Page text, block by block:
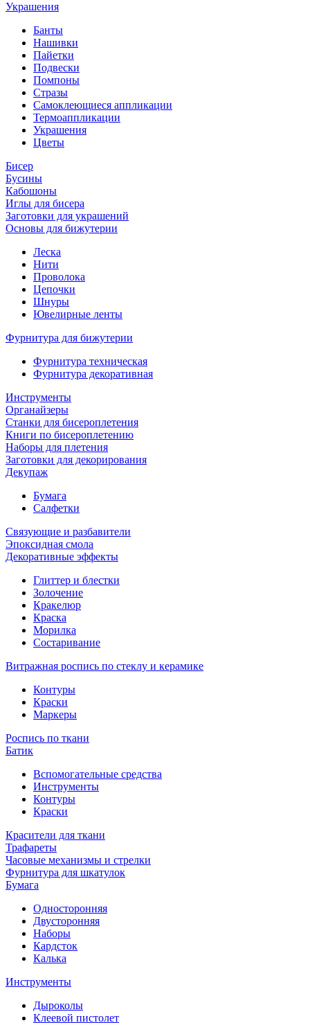
Украшения
Банты
Нашивки
Пайетки
Подвески
Помпоны
Стразы
Самоклеющиеся аппликации
Термоаппликации
Украшения
Цветы
Бисер
Бусины
Кабошоны
Иглы для бисера
Заготовки для украшений
Основы для бижутерии
Леска
Нити
Проволока
Цепочки
Шнуры
Ювелирные ленты
Фурнитура для бижутерии
Фурнитура техническая
Фурнитура декоративная
Инструменты
Органайзеры
Станки для бисероплетения
Книги по бисероплетению
Наборы для плетения
Заготовки для декорирования
Декупаж
Бумага
Салфетки
Связующие и разбавители
Эпоксидная смола
Декоративные эффекты
Глиттер и блестки
Золочение
Кракелюр
Краска
Морилка
Состаривание
Витражная роспись по стеклу и керамике
Контуры
Краски
Маркеры
Роспись по ткани
Батик
Вспомогательные средства
Инструменты
Контуры
Краски
Красители для ткани
Трафареты
Часовые механизмы и стрелки
Фурнитура для шкатулок
Бумага
Односторонняя
Двусторонняя
Наборы
Кардсток
Калька
Инструменты
Дыроколы
Клеевой пистолет